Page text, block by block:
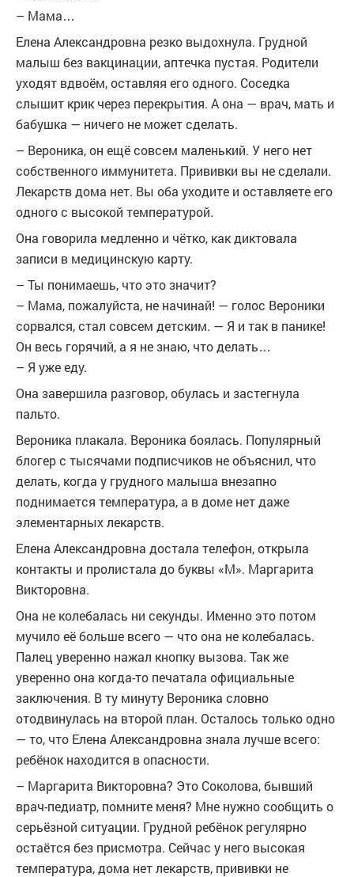
– Мама…
Елена Александровна резко выдохнула. Грудной
малыш без вакцинации, аптечка пустая. Родители
уходят вдвоём, оставляя его одного. Соседка
слышит крик через перекрытия. А она — врач, мать и
бабушка — ничего не может сделать.
– Вероника, он ещё совсем маленький. У него нет
собственного иммунитета. Прививки вы не сделали.
Лекарств дома нет. Вы оба уходите и оставляете его
одного с высокой температурой.
Она говорила медленно и чётко, как диктовала
записи в медицинскую карту.
– Ты понимаешь, что это значит?
– Мама, пожалуйста, не начинай! — голос Вероники
сорвался, стал совсем детским. — Я и так в панике!
Он весь горячий, а я не знаю, что делать…
– Я уже еду.
Она завершила разговор, обулась и застегнула
пальто.
Вероника плакала. Вероника боялась. Популярный
блогер с тысячами подписчиков не объяснил, что
делать, когда у грудного малыша внезапно
поднимается температура, а в доме нет даже
элементарных лекарств.
Елена Александровна достала телефон, открыла
контакты и пролистала до буквы «М». Маргарита
Викторовна.
Она не колебалась ни секунды. Именно это потом
мучило её больше всего — что она не колебалась.
Палец уверенно нажал кнопку вызова. Так же
уверенно она когда-то печатала официальные
заключения. В ту минуту Вероника словно
отодвинулась на второй план. Осталось только одно
— то, что Елена Александровна знала лучше всего:
ребёнок находится в опасности.
– Маргарита Викторовна? Это Соколова, бывший
врач-педиатр, помните меня? Мне нужно сообщить о
серьёзной ситуации. Грудной ребёнок регулярно
остаётся без присмотра. Сейчас у него высокая
температура, дома нет лекарств, прививки не